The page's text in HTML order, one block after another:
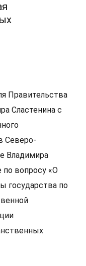
Правительства
Сластенина с
Северо-
Владимира
вопросу «О
государства по